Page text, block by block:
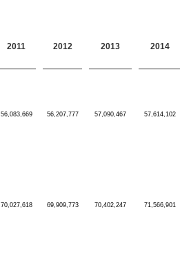
2011 2012 2013 2014
56,083,669 56,207,777 57,090,467 57,614,102
70,027,618 69,909,773 70,402,247 71,566,901